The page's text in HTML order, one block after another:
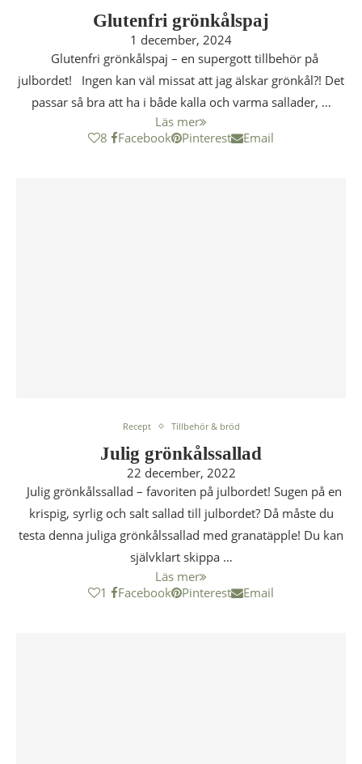
Glutenfri grönkålspaj
1 december, 2024
Glutenfri grönkålspaj – en supergott tillbehör på
julbordet! Ingen kan väl missat att jag älskar grönkål?! Det
passar så bra att ha i både kalla och varma sallader, …
Läs mer
8
Facebook Pinterest Email
Recept Tillbehör & bröd
Julig grönkålssallad
22 december, 2022
Julig grönkålssallad – favoriten på julbordet! Sugen på en
krispig, syrlig och salt sallad till julbordet? Då måste du
testa denna juliga grönkålssallad med granatäpple! Du kan
självklart skippa …
Läs mer
1
Facebook Pinterest Email